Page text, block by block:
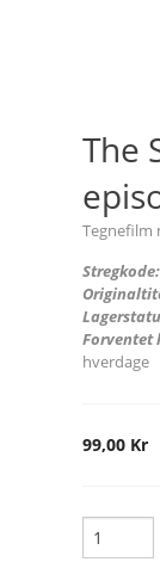
The
Tegnefilm
Stregkode:
Forventet
hverdage
99,00 Kr